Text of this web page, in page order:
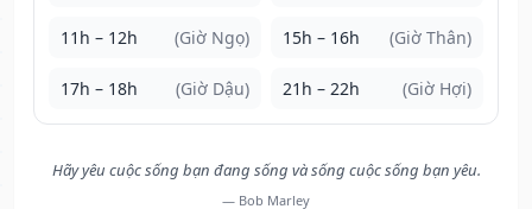
11h – 12h (Giờ Ngọ) 15h – 16h (Giờ Thân)
17h – 18h (Giờ Dậu) 21h – 22h (Giờ Hợi)
Hãy yêu cuộc sống bạn đang sống và sống cuộc sống bạn yêu.
— Bob Marley